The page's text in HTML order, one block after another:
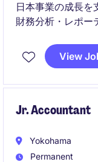
日本事業の成長を
財務分析・レポー
との連携やFP&A
ンです。
View
Jr. Accountant
Yokohama
Permanent